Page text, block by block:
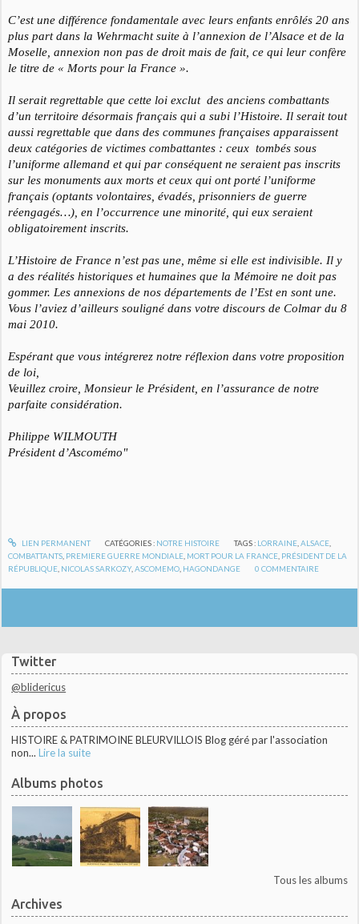
Twitter
@blidericus
À propos
HISTOIRE & PATRIMOINE BLEURVILLOIS Blog géré par l'association
non... Lire la suite
Albums photos
Tous les albums
Archives
C’est une différence fondamentale avec leurs enfants enrôlés 20 ans
plus part dans la Wehrmacht suite à l’annexion de l’Alsace et de la
Moselle, annexion non pas de droit mais de fait, ce qui leur confère
le titre de « Morts pour la France ».
Il serait regrettable que cette loi exclut des anciens combattants
d’un territoire désormais français qui a subi l’Histoire. Il serait tout
aussi regrettable que dans des communes françaises apparaissent
deux catégories de victimes combattantes : ceux tombés sous
l’uniforme allemand et qui par conséquent ne seraient pas inscrits
sur les monuments aux morts et ceux qui ont porté l’uniforme
français (optants volontaires, évadés, prisonniers de guerre
réengagés…), en l’occurrence une minorité, qui eux seraient
obligatoirement inscrits.
L’Histoire de France n’est pas une, même si elle est indivisible. Il y
a des réalités historiques et humaines que la Mémoire ne doit pas
gommer. Les annexions de nos départements de l’Est en sont une.
Vous l’aviez d’ailleurs souligné dans votre discours de Colmar du 8
mai 2010.
Espérant que vous intégrerez notre réflexion dans votre proposition
de loi,
Veuillez croire, Monsieur le Président, en l’assurance de notre
parfaite considération.
Philippe WILMOUTH
Président d’Ascomémo"
LIEN PERMANENT CATÉGORIES : NOTRE HISTOIRE TAGS : LORRAINE ,ALSACE
COMBATTANTS PREMIERE GUERRE MONDIALE MORT POUR LA FRANCE PRÉSIDENT DE LA
RÉPUBLIQUE NICOLAS SARKOZY,ASCOMEMO HAGONDANGE 0 COMMENTAIRE